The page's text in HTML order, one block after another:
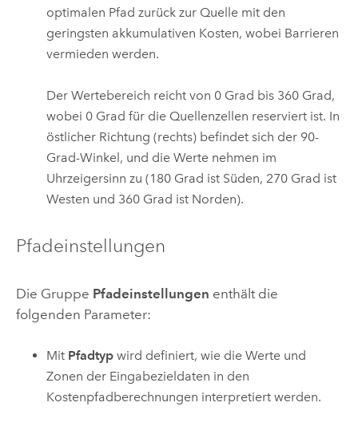
optimalen Pfad zurück zur Quelle mit den
geringsten akkumulativen Kosten, wobei Barrieren
vermieden werden.
Der Wertebereich reicht von 0 Grad bis 360 Grad,
wobei 0 Grad für die Quellenzellen reserviert ist. In
östlicher Richtung (rechts) befindet sich der 90-
Grad-Winkel, und die Werte nehmen im
Uhrzeigersinn zu (180 Grad ist Süden, 270 Grad ist
Westen und 360 Grad ist Norden).
Pfadeinstellungen
Die Gruppe Pfadeinstellungen enthält die
folgenden Parameter:
Mit Pfadtyp wird definiert, wie die Werte und
Zonen der Eingabezieldaten in den
Kostenpfadberechnungen interpretiert werden.